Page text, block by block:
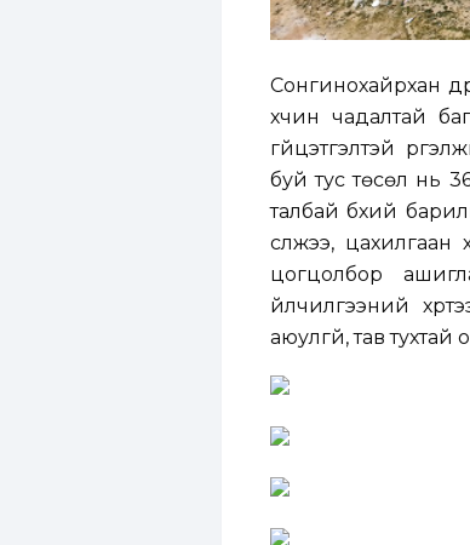
Сонгинохайрхан
хүчин чадалтай
гүйцэтгэлтэй
буй тус төсөл нь
талбай бүхий
сүлжээ,
цогцолбор
үйлчилгээний
аюулгүй, тав